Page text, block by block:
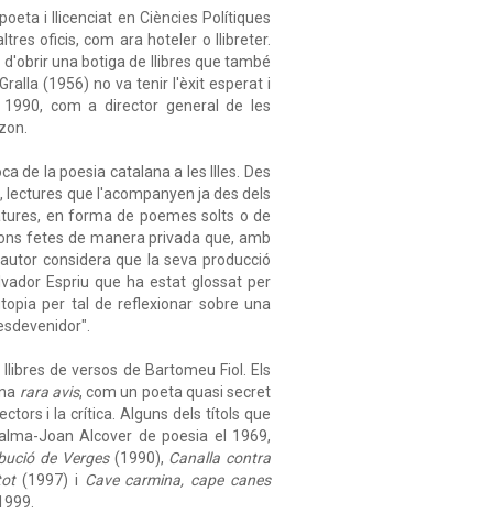
i llicenciat en Ciències Polítiques
oficis, com ara hoteler o llibreter.
una botiga de llibres que també
(1956) no va tenir l'èxit esperat i
com a director general de les
de la poesia catalana a les Illes. Des
lectures que l'acompanyen ja des dels
en forma de poemes solts o de
fetes de manera privada que, amb
considera que la seva producció
Espriu que ha estat glossat per
per tal de reflexionar sobre una
de versos de Bartomeu Fiol. Els
rara avis, com un poeta quasi secret
i la crítica. Alguns dels títols que
Joan Alcover de poesia el 1969,
de Verges(1990), Canalla contra
(1997) i Cave carmina, cape canes